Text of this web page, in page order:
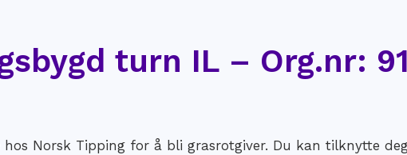
turn IL – Org.nr:
Norsk Tipping for å bli grasrotgiver. Du kan tilknytte